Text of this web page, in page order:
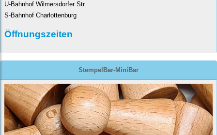
U-Bahnhof Wilmersdorfer Str.
S-Bahnhof Charlottenburg
Öffnungszeiten
StempelBar-MiniBar